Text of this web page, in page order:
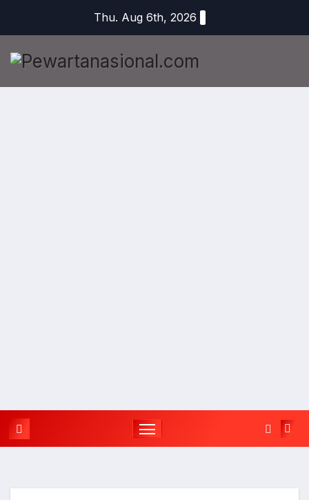
Thu. Aug 6th, 2026